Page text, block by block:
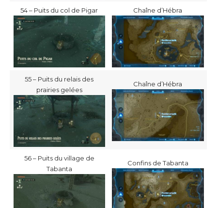
54 – Puits du col de Pigar Chaîne d’Hébra
55 – Puits du relais des
prairies gelées
Chaîne d’Hébra
56 – Puits du village de
Tabanta
Confins de Tabanta